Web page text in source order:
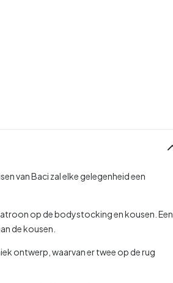
van Baci zal elke gelegenheid een
op de bodystocking en kousen. Een
de kousen.
ontwerp, waarvan er twee op de rug